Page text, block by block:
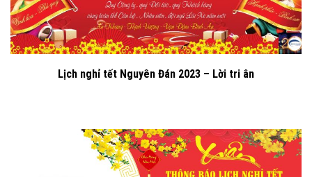
Lịch nghỉ tết Nguyên Đán 2023 – Lời tri ân